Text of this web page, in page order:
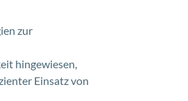
zur
hingewiesen,
Einsatz von